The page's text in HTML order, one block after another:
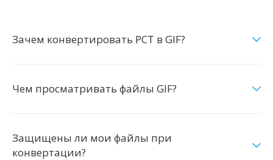
Зачем конвертировать PCT в GIF?
Чем просматривать файлы GIF?
Защищены ли мои файлы при
конвертации?